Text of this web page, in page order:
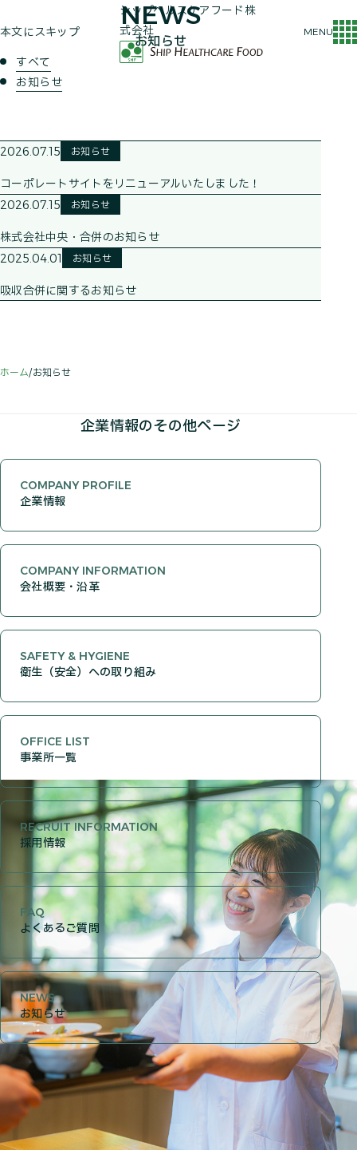
本文にスキップ
シップヘルスケアフード株
式会社
MENU
NEWS
お知らせ
すべて
お知らせ
2026.07.15 お知らせ
コーポレートサイトをリニューアルいたしました！
2026.07.15 お知らせ
株式会社中央・合併のお知らせ
2025.04.01 お知らせ
吸収合併に関するお知らせ
ホーム お知らせ
企業情報のその他ページ
COMPANY PROFILE
企業情報
COMPANY INFORMATION
会社概要・沿革
SAFETY & HYGIENE
衛生（安全）への取り組み
OFFICE LIST
事業所一覧
RECRUIT INFORMATION
採用情報
FAQ
よくあるご質問
NEWS
お知らせ
お問い合わせ
CONTACT